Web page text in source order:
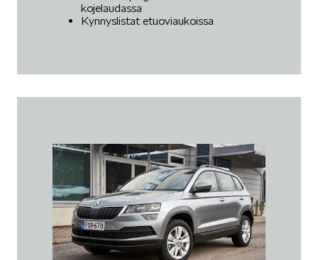
kojelaudassa
Kynnyslistat etuoviaukoissa